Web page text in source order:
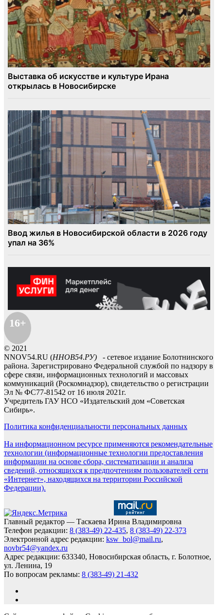
16+
© 2021
NNOV54.RU (ННОВ54.РУ) - сетевое издание Болотнинского
района. Зарегистрировано Федеральной службой по надзору в
сфере связи, информационных технологий и массовых
коммуникаций (Роскомнадзор), свидетельство о регистрации
Эл № ФС77-81542 от 16 июля 2021г.
Учредитель ГАУ НСО «Издательский дом «Советская
Сибирь».
Политика конфиденциальности персональных данных
На информационном ресурсе применяются рекомендательные
технологии (информационные технологии предоставления
информации на основе сбора, систематизации и анализа
сведений, относящихся к предпочтениям пользователей сети
«Интернет», находящихся на территории Российской
Федерации).
Главный редактор — Таскаева Ирина Владимировна
Телефон редакции: 8 (383-49) 22-435, 8 (383-49) 22-373
Электронной адрес редакции: ksw_bol@mail.ru,
novbr54@yandex.ru
Адрес редакции: 633340, Новосибирская область, г. Болотное,
ул. Ленина, 19
По вопросам рекламы: 8 (383-49) 21-432